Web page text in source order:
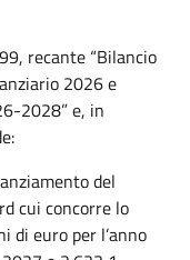
recante “Bilancio
2026 e
2028” e, in
del
cui concorre lo
di euro per l’anno